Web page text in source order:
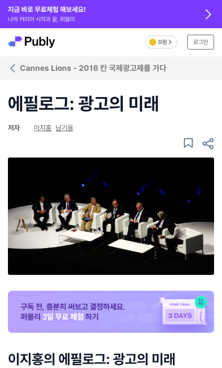
지금 바로 무료체험 해보세요!
나의 커리어 시작과 끝, 퍼블리
0원 로그인
Cannes Lions - 2016 칸 국제광고제를 가다
에필로그: 광고의 미래
저자 이지홍 남기용
이지홍의 에필로그: 광고의 미래